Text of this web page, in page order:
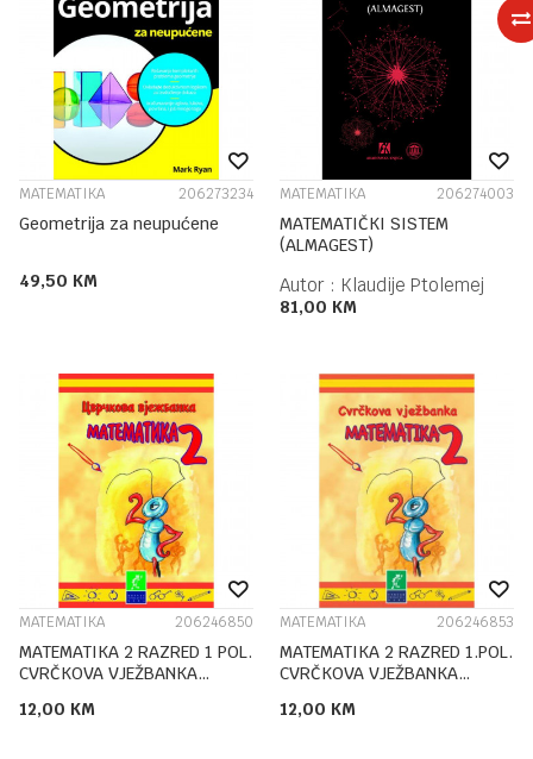
MATEMATIKA 206273234
Geometrija za neupućene
49,50 KM
MATEMATIKA 206274003
MATEMATIČKI SISTEM
(ALMAGEST)
Autor : Klaudije Ptolemej
81,00 KM
MATEMATIKA 206246850
MATEMATIKA 2 RAZRED 1 POL.
CVRČKOVA VJEŽBANKA
12,00 KM
MATEMATIKA 206246853
MATEMATIKA 2 RAZRED 1.POL.
CVRČKOVA VJEŽBANKA
12,00 KM